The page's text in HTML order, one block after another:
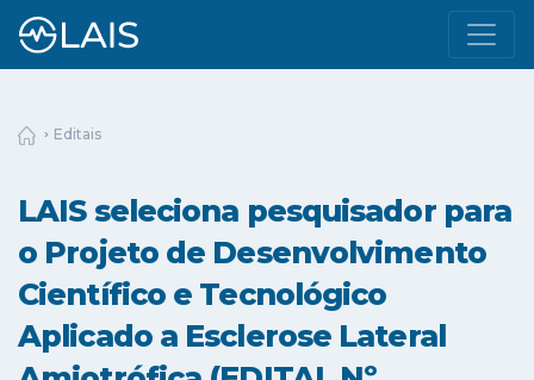
Editais
LAIS seleciona pesquisador para
o Projeto de Desenvolvimento
Científico e Tecnológico
Aplicado a Esclerose Lateral